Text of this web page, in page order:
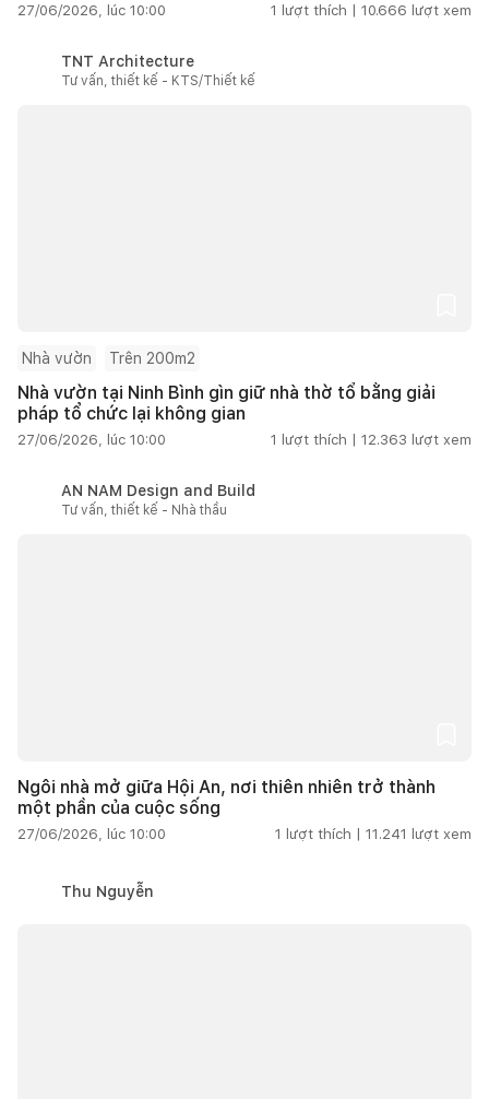
27/06/2026, lúc 10:00 1 lượt thích | 10.666 lượt xem
TNT Architecture
Tư vấn, thiết kế - KTS/Thiết kế
Nhà vườn Trên 200m2
Nhà vườn tại Ninh Bình gìn giữ nhà thờ tổ bằng giải
pháp tổ chức lại không gian
27/06/2026, lúc 10:00 1 lượt thích | 12.363 lượt xem
AN NAM Design and Build
Tư vấn, thiết kế - Nhà thầu
Ngôi nhà mở giữa Hội An, nơi thiên nhiên trở thành
một phần của cuộc sống
27/06/2026, lúc 10:00 1 lượt thích | 11.241 lượt xem
Thu Nguyễn